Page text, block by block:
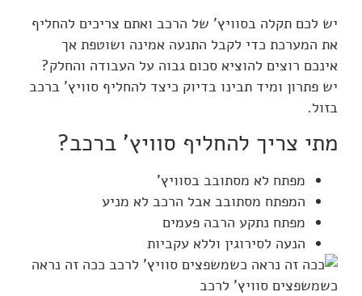
יש לכם תקלה בסוויץ' של הרכב ואתם צריכים להחליף
את המערכת כדי לקבל התנעה אמינה ושוטפת אך
אינכם רוצים להוציא סכום גבוה על העבודה והחלק?
יש פתרון ומיד תבינו בדיוק כיצד להחליף סוויץ' ברכב
בזול.
מתי צריך להחליף סוויץ' ברכב?
מפתח לא מסתובב בסוויץ'
המפתח מסתובב אבל הרכב לא מניע
מפתח נתקע הרבה פעמים
הנעה לסירוגין וללא עקביות
ככה זה נראה
כשמשפצים סוויץ' לרכב